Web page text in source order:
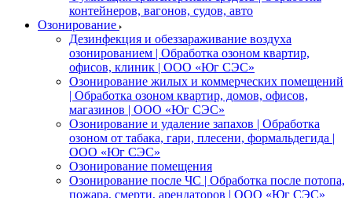
контейнеров, вагонов, судов, авто
Озонирование
Дезинфекция и обеззараживание воздуха
озонированием | Обработка озоном квартир,
офисов, клиник | ООО «Юг СЭС»
Озонирование жилых и коммерческих помещений
| Обработка озоном квартир, домов, офисов,
магазинов | ООО «Юг СЭС»
Озонирование и удаление запахов | Обработка
озоном от табака, гари, плесени, формальдегида |
ООО «Юг СЭС»
Озонирование помещения
Озонирование после ЧС | Обработка после потопа,
пожара, смерти, арендаторов | ООО «Юг СЭС»